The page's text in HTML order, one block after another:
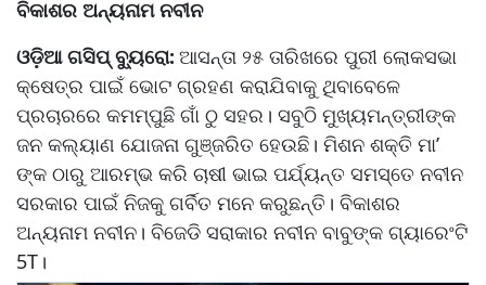
ବିକାଶର ଅନ୍ୟନାମ ନବୀନ
ଓଡ଼ିଆ ଗସିପ୍ ବ୍ୟୁରୋ: ଆସନ୍ତା ୨୫ ତାରିଖରେ ପୁରୀ ଲୋକସଭା
କ୍ଷେତ୍ର ପାଇଁ ଭୋଟ ଗ୍ରହଣ କରାଯିବାକୁ ଥିବାବେଳେ
ପ୍ରଚାରରେ କମମ୍ପୁଛି ଗାଁ ଠୁ ସହର। ସବୁଠି ମୁଖ୍ୟମନ୍ତ୍ରୀଙ୍କ
ଜନ କଲ୍ୟାଣ ଯୋଜନା ଗୁଞ୍ଜରିତ ହେଉଛି। ମିଶନ ଶକ୍ତି ମା’
ଙ୍କ ଠାରୁ ଆରମ୍ଭ କରି ଚାଷୀ ଭାଇ ପର୍ଯ୍ୟନ୍ତ ସମସ୍ତେ ନବୀନ
ସରକାର ପାଇଁ ନିଜକୁ ଗର୍ବିତ ମନେ କରୁଛନ୍ତି। ବିକାଶର
ଅନ୍ୟନାମ ନବୀନ। ବିଜେଡି ସରାକାର ନବୀନ ବାବୁଙ୍କ ଗ୍ୟାରେଂଟି
5T।